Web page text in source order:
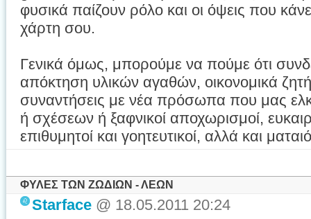
φυσικά παίζουν ρόλο και οι όψεις που
χάρτη σου.
Γενικά όμως, μπορούμε να πούμε ότι
απόκτηση υλικών αγαθών, οικονομικά
συναντήσεις με νέα πρόσωπα που μας
ή σχέσεων ή ξαφνικοί αποχωρισμοί,
επιθυμητοί και γοητευτικοί, αλλά και
ΦΥΛΕΣ ΤΩΝ ΖΩΔΙΩΝ - ΛΕΩΝ
Starface @ 18.05.2011 20:24